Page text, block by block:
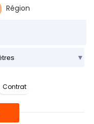
Région
Contrat